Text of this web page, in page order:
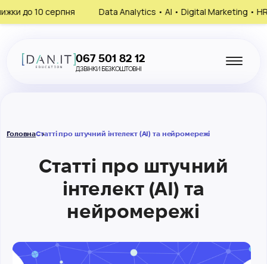
серпня Data Analytics • AI • Digital Marketing • HR
067 501 82 12
ДЗВІНКИ БЕЗКОШТОВНІ
ГоловнаСтатті про штучний інтелект (AI) та нейромережі
Статті про штучний
інтелект (AI) та
нейромережі